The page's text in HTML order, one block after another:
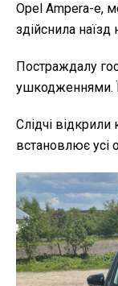
Opel Ampera-e,
здійснила наїзд
Постраждалу
ушкодженнями.
Слідчі
встановлює усі